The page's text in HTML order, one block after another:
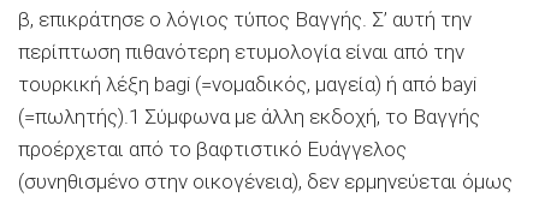
β, επικράτησε ο λόγιος τύπος Βαγγής. Σ’ αυτή την
περίπτωση πιθανότερη ετυμολογία είναι από την
τουρκική λέξη bagi (=νομαδικός, μαγεία) ή από bayi
(=πωλητής).1 Σύμφωνα με άλλη εκδοχή, το Βαγγής
προέρχεται από το βαφτιστικό Ευάγγελος
(συνηθισμένο στην οικογένεια), δεν ερμηνεύεται όμως